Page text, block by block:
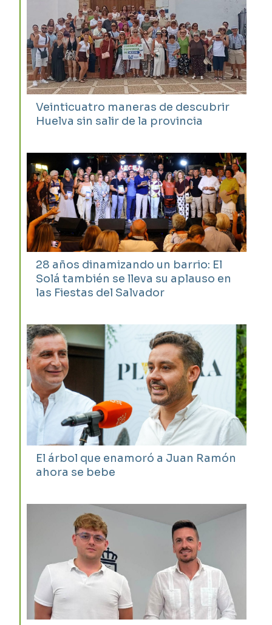
Veinticuatro maneras de descubrir
Huelva sin salir de la provincia
28 años dinamizando un barrio: El
Solá también se lleva su aplauso en
las Fiestas del Salvador
El árbol que enamoró a Juan Ramón
ahora se bebe